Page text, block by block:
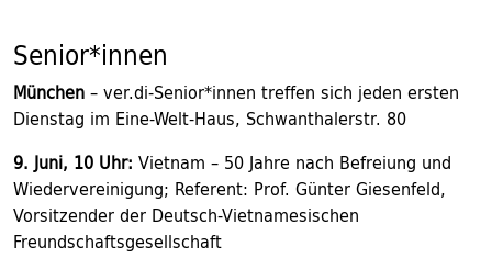
Senior*innen
München– ver.di-Senior*innen treffen sich jeden ersten
Dienstag im Eine-Welt-Haus, Schwanthalerstr. 80
9. Juni, 10 Uhr: Vietnam – 50 Jahre nach Befreiung und
Wiedervereinigung; Referent: Prof. Günter Giesenfeld,
Vorsitzender der Deutsch-Vietnamesischen
Freundschaftsgesellschaft